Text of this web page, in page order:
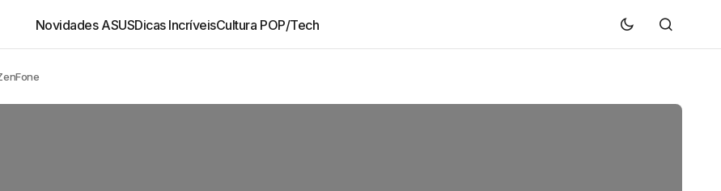
Novidades ASUSDicas IncríveisCultura POP/Tech